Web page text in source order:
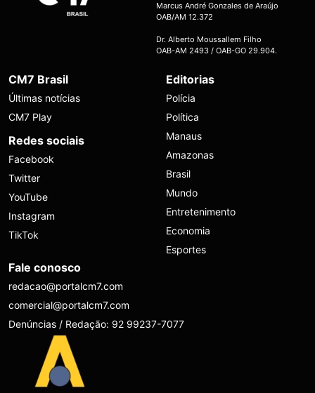
Marcus André Gonzales de Araújo
OAB/AM 12.372
Dr. Alberto Moussallem Filho
OAB-AM 2493 / OAB-GO 29.904.
CM7 Brasil
Últimas notícias
CM7 Play
Redes sociais
Facebook
Twitter
YouTube
Instagram
TikTok
Editorias
Polícia
Política
Manaus
Amazonas
Brasil
Mundo
Entretenimento
Economia
Esportes
Fale conosco
redacao@portalcm7.com
comercial@portalcm7.com
Denúncias / Redação: 92 99237-7077